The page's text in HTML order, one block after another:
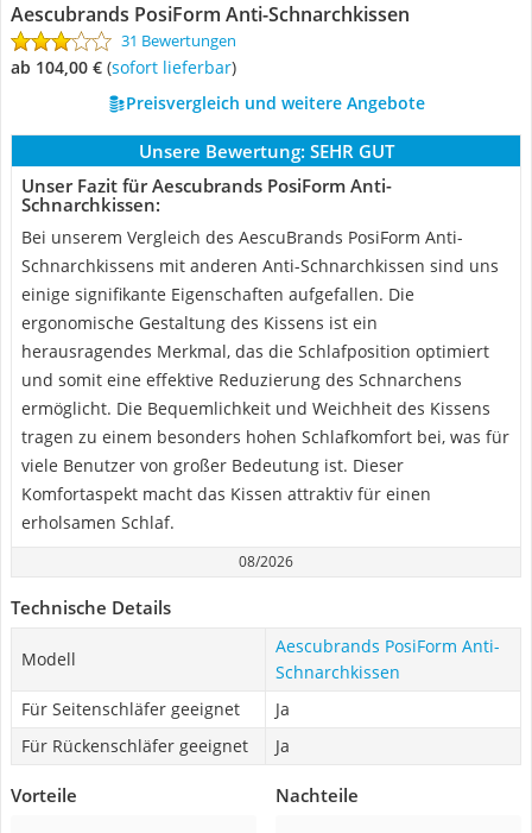
Aescubrands PosiForm Anti-Schnarchkissen
31 Bewertungen
ab 104,00 € ( Sofort lieferbar)
Preisvergleich und weitere Angebote
Unsere Bewertung: SEHR GUT
Unser Fazit für Aescubrands PosiForm Anti-
Schnarchkissen:
Bei unserem Vergleich des AescuBrands PosiForm Anti-
Schnarchkissens mit anderen Anti-Schnarchkissen sind uns
einige signifikante Eigenschaften aufgefallen. Die
ergonomische Gestaltung des Kissens ist ein
herausragendes Merkmal, das die Schlafposition optimiert
und somit eine effektive Reduzierung des Schnarchens
ermöglicht. Die Bequemlichkeit und Weichheit des Kissens
tragen zu einem besonders hohen Schlafkomfort bei, was für
viele Benutzer von großer Bedeutung ist. Dieser
Komfortaspekt macht das Kissen attraktiv für einen
erholsamen Schlaf.
08/2026
Technische Details
Modell
Aescubrands PosiForm Anti-
Schnarchkissen
Für Seitenschläfer geeignet
Ja
Für Rückenschläfer geeignet
Ja
Vorteile Nachteile